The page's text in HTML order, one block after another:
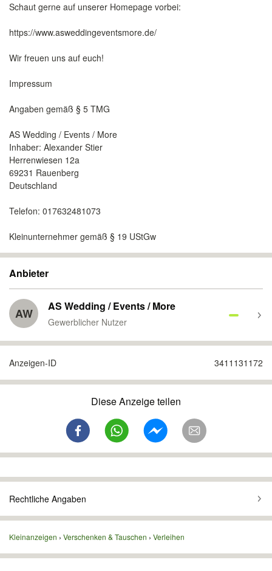
Schaut gerne auf unserer Homepage vorbei:
https://www.asweddingeventsmore.de/
Wir freuen uns auf euch!
Impressum
Angaben gemäß § 5 TMG
AS Wedding / Events / More
Inhaber: Alexander Stier
Herrenwiesen 12a
69231 Rauenberg
Deutschland
Telefon: 017632481073
Kleinunternehmer gemäß § 19 UStGw
Anbieter
AW AS Wedding / Events / More
Gewerblicher Nutzer
Anzeigen-ID 3411131172
Diese Anzeige teilen
Rechtliche Angaben
Kleinanzeigen Verschenken & Tauschen Verleihen